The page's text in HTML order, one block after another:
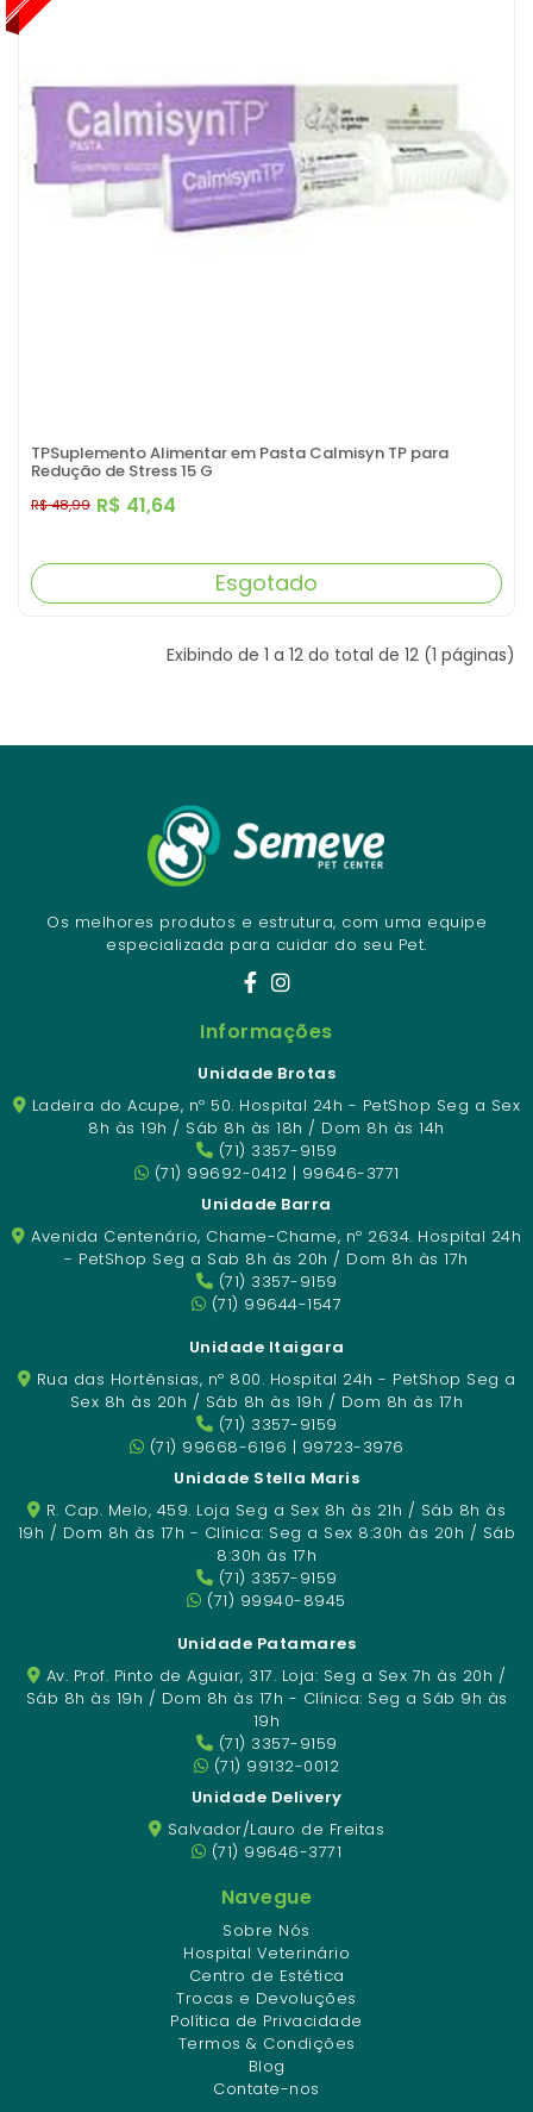
TPSuplemento Alimentar em Pasta Calmisyn TP para
Redução de Stress 15 G
R$ 41,64
R$ 48,99
Esgotado
Exibindo de 1 a 12 do total de 12 (1 páginas)
Os melhores produtos e estrutura, com uma equipe
especializada para cuidar do seu Pet.
Informações
Unidade Brotas
Ladeira do Acupe, nº 50. Hospital 24h - PetShop Seg a Sex
8h às 19h / Sáb 8h às 18h / Dom 8h às 14h
(71) 3357-9159
(71) 99692-0412 | 99646-3771
Unidade Barra
Avenida Centenário, Chame-Chame, nº 2634. Hospital 24h
- PetShop Seg a Sab 8h às 20h / Dom 8h às 17h
(71) 3357-9159
(71) 99644-1547
Unidade Itaigara
Rua das Hortênsias, nº 800. Hospital 24h - PetShop Seg a
Sex 8h às 20h / Sáb 8h às 19h / Dom 8h às 17h
(71) 3357-9159
(71) 99668-6196 | 99723-3976
Unidade Stella Maris
R. Cap. Melo, 459. Loja Seg a Sex 8h às 21h / Sáb 8h às
19h / Dom 8h às 17h - Clínica: Seg a Sex 8:30h às 20h / Sáb
8:30h às 17h
(71) 3357-9159
(71) 99940-8945
Unidade Patamares
Av. Prof. Pinto de Aguiar, 317. Loja: Seg a Sex 7h às 20h /
Sáb 8h às 19h / Dom 8h às 17h - Clínica: Seg a Sáb 9h às
19h
(71) 3357-9159
(71) 99132-0012
Unidade Delivery
Salvador/Lauro de Freitas
(71) 99646-3771
Navegue
Sobre Nós
Hospital Veterinário
Centro de Estética
Trocas e Devoluções
Política de Privacidade
Termos & Condições
Blog
Contate-nos